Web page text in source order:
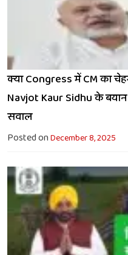
क्या Congress में CM का
Navjot Kaur Sidhu के
सवाल
Posted onDecember 8, 2025